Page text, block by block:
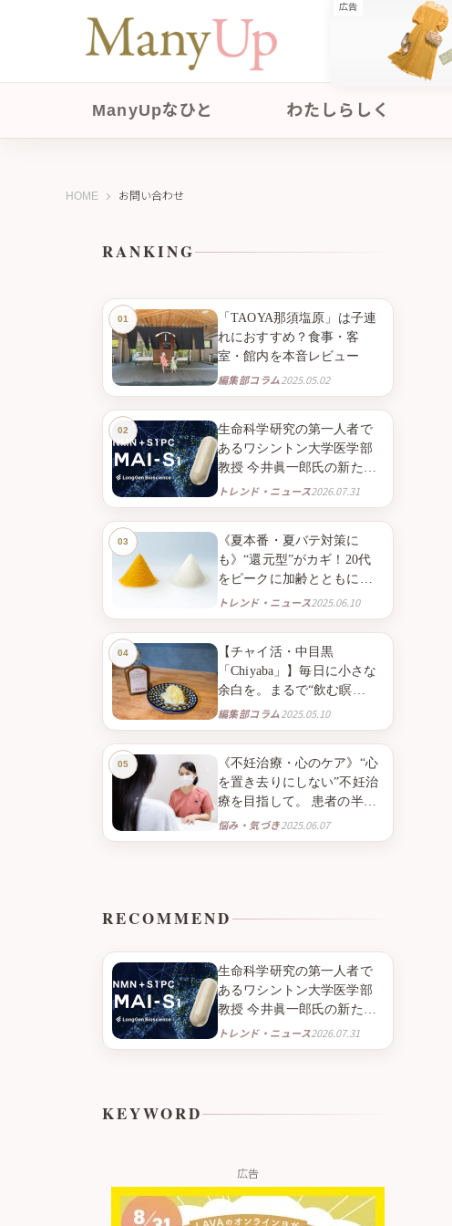
広告
ManyUpなひと わたしらしく
HOME ManyUp（メニーアップ）
お問い合わせ
RANKING
「TAOYA那須塩原」は子連
れにおすすめ？食事・客
室・館内を本音レビュー
編集部コラム2025.05.02
生命科学研究の第一人者で
あるワシントン大学医学部
教授 今井眞一郎氏の新たな
挑戦 NMNとニンニク由来成
分S1PC※１を組み合わせた
ニュートラシューティカル
※２「IMAI-S1」 2026年9月
より臨床試験販売を開始
トレンド・ニュース2026.07.31
《夏本番・夏バテ対策に
も》“還元型”がカギ！20代
をピークに加齢とともに減
少。心と身体にアプローチ
する「還元型コエンザイム
Q10」で、毎日のQOLを高め
る。
トレンド・ニュース2025.06.10
【チャイ活・中目黒
「Chiyaba」】毎日に小さな
余白を。まるで“飲む瞑
想”！？心をほどく“スパイス
ティー”との出会い。
編集部コラム2025.05.10
《不妊治療・心のケア》“心
を置き去りにしない”不妊治
療を目指して。 患者の半数
以上が感じる“孤独”に寄り添
う「看護師外来〜こころの
悩み・気づき2025.06.07
RECOMMEND
生命科学研究の第一人者で
あるワシントン大学医学部
教授 今井眞一郎氏の新たな
挑戦 NMNとニンニク由来成
分S1PC※１を組み合わせた
トレンド・ニュース2026.07.31
KEYWORD
広告